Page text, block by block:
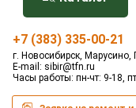
+7 (383) 335-00-21
г. Новосибирск, Марусино,
E-mail: sibir@tfn.ru
Часы работы: пн-чт: 9-18,